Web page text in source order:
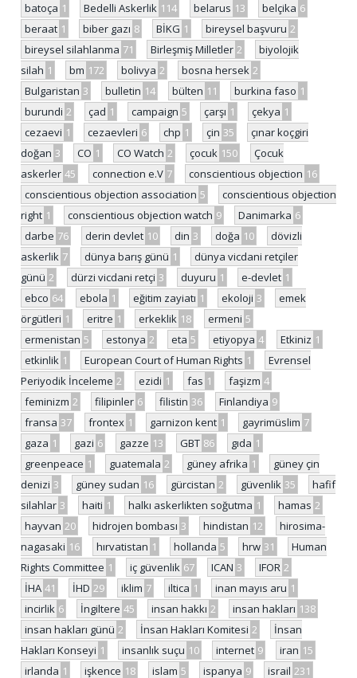
batoça 1 Bedelli Askerlik 114 belarus 13 belçika 6
beraat 1 biber gazı 8 BİKG 1 bireysel başvuru 2
bireysel silahlanma 71 Birleşmiş Milletler 2
biyolojik
silah 1 bm 172 bolivya 2 bosna hersek 2
Bulgaristan 3 bulletin 14 bülten 11 burkina faso 1
burundi 2 çad 1 campaign 5 çarşı 1 çekya 1
cezaevi 1 cezaevleri 6 chp 1 çin 35
çınar koçgiri
doğan 3 CO 1 CO Watch 2 çocuk 150
Çocuk
askerler 45 connection e.V 7 conscientious objection 16
conscientious objection association 5
conscientious objection
right 1 conscientious objection watch 9 Danimarka 6
darbe 76 derin devlet 10 din 3 doğa 10
dövizli
askerlik 7 dünya barış günü 1
dünya vicdani retçiler
günü 2 dürzi vicdani retçi 3 duyuru 1 e-devlet 1
ebco 64 ebola 1 eğitim zayiatı 1 ekoloji 3
emek
örgütleri 1 eritre 1 erkeklik 18 ermeni 5
ermenistan 5 estonya 2 eta 5 etiyopya 4 Etkiniz 1
etkinlik 1 European Court of Human Rights 1
Evrensel
Periyodik İnceleme 2 ezidi 1 fas 1 faşizm 4
feminizm 2 filipinler 6 filistin 36 Finlandiya 9
fransa 37 frontex 1 garnizon kent 1 gayrimüslim 7
gaza 1 gazi 6 gazze 13 GBT 86 gıda 1
greenpeace 1 guatemala 2 güney afrika 1
güney çin
denizi 3 güney sudan 16 gürcistan 2 güvenlik 35
hafif
silahlar 3 haiti 1 halkı askerlikten soğutma 1 hamas 2
hayvan 20 hidrojen bombası 3 hindistan 12
hirosima-
nagasaki 16 hırvatistan 1 hollanda 5 hrw 31
Human
Rights Committee 1 iç güvenlik 67 ICAN 3 IFOR 2
İHA 41 İHD 29 iklim 7 iltica 1 inan mayıs aru 1
incirlik 6 İngiltere 45 insan hakkı 2 insan hakları 138
insan hakları günü 2 İnsan Hakları Komitesi 2
İnsan
Hakları Konseyi 1 insanlık suçu 10 internet 9 iran 15
irlanda 1 işkence 18 islam 5 ispanya 9 israil 231